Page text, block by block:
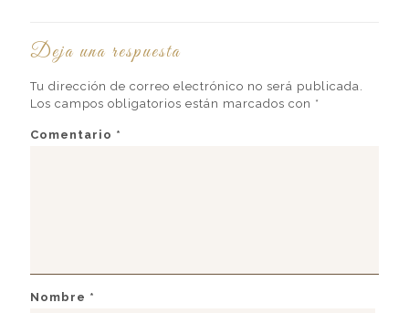
Deja una respuesta
Tu dirección de correo electrónico no será publicada.
Los campos obligatorios están marcados con *
Comentario *
Nombre *